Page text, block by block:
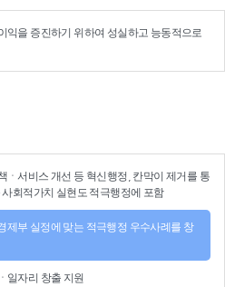
익을 증진하기 위하여 성실하고 능동적으로
ㆍ서비스 개선 등 혁신행정 , 칸막이 제거를 통
사회적가치 실현 도 적극행정에 포함
제부 실정에 맞는 적극행정 우수사례를 창
ㆍ 일자리 창출 지원